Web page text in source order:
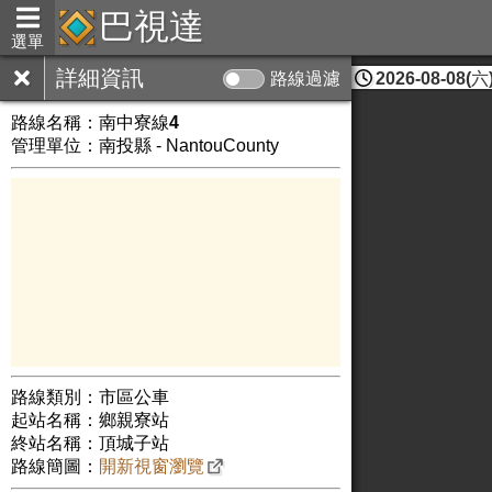
選單 巴視達
詳細資訊 路線過濾
路線名稱： 南中寮線4
管理單位：南投縣 - NantouCounty
路線類別：市區公車
起站名稱：鄉親寮站
終站名稱：頂城子站
路線簡圖： 開新視窗瀏覽
南投縣
2026-08-08(